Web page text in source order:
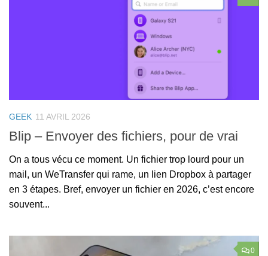
GEEK 11 AVRIL 2026
Blip – Envoyer des fichiers, pour de vrai
On a tous vécu ce moment. Un fichier trop lourd pour un
mail, un WeTransfer qui rame, un lien Dropbox à partager
en 3 étapes. Bref, envoyer un fichier en 2026, c’est encore
souvent...
0